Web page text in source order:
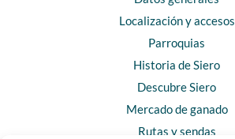
Localización y accesos
Parroquias
Historia de Siero
Descubre Siero
Mercado de ganado
Rutas y sendas